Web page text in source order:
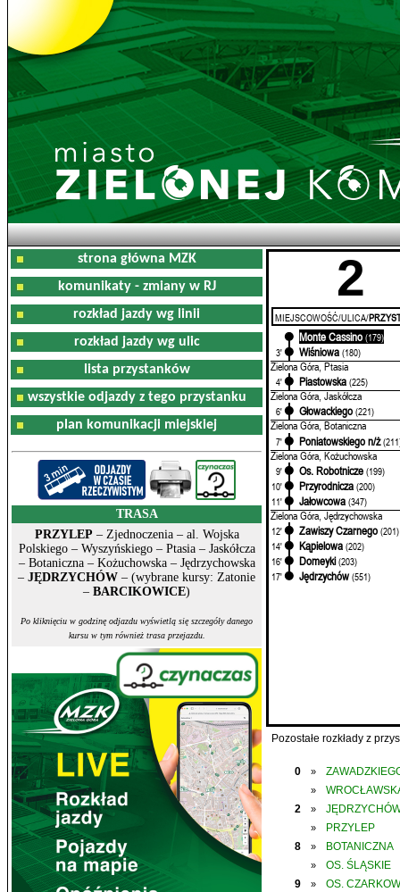
strona główna MZK
komunikaty - zmiany w RJ
rozkład jazdy wg linii
rozkład jazdy wg ulic
lista przystanków
wszystkie odjazdy z tego przystanku
plan komunikacji miejskiej
TRASA
PRZYLEP – Zjednoczenia – al. Wojska
Polskiego – Wyszyńskiego – Ptasia – Jaskółcza
– Botaniczna – Kożuchowska – Jędrzychowska
– JĘDRZYCHÓW – (wybrane kursy: Zatonie
– BARCIKOWICE)
Po kliknięciu w godzinę odjazdu wyświetlą się szczegóły danego
kursu w tym również trasa przejazdu.
2
MIEJSCOWOŚĆ/ULICA/
Monte Cassino (179)
3'
Wiśniowa (180)
Zielona Góra, Ptasia
4' Piastowska (225)
Zielona Góra, Jaskółcza
6' Głowackiego (221)
Zielona Góra, Botaniczna
7' Poniatowskiego n/ż
Zielona Góra, Kożuchowska
9' Os. Robotnicze (199)
10'
Przyrodnicza (200)
11'
Jałowcowa (347)
Zielona Góra, Jędrzychowska
12' Zawiszy Czarnego (201)
14'
Kąpielowa (202)
16'
Domeyki (203)
17'
Jędrzychów (551)
Pozostałe rozkłady z
0 »
»
2
»
»
PRZYLEP
8
» BOTANICZNA
»
OS. ŚLĄSKIE
9
» OS.